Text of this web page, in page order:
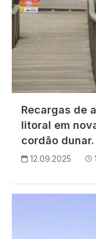
Recargas de
litoral em
cordão dunar.
12.09.2025